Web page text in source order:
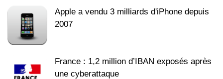
Apple a vendu 3 milliards d'iPhone depuis
2007
France : 1,2 million d’IBAN exposés après
une cyberattaque